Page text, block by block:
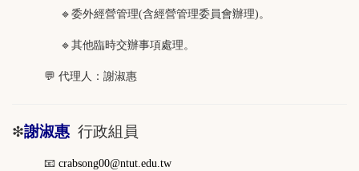
🔹委外經營管理(含經營管理委員會辦理)。
🔹其他臨時交辦事項處理。
💬 代理人：謝淑惠
❇謝淑惠 行政組員
📧 crabsong00@ntut.edu.tw